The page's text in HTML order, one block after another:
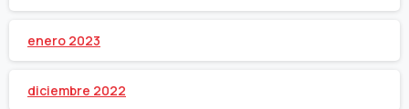
enero 2023
diciembre 2022